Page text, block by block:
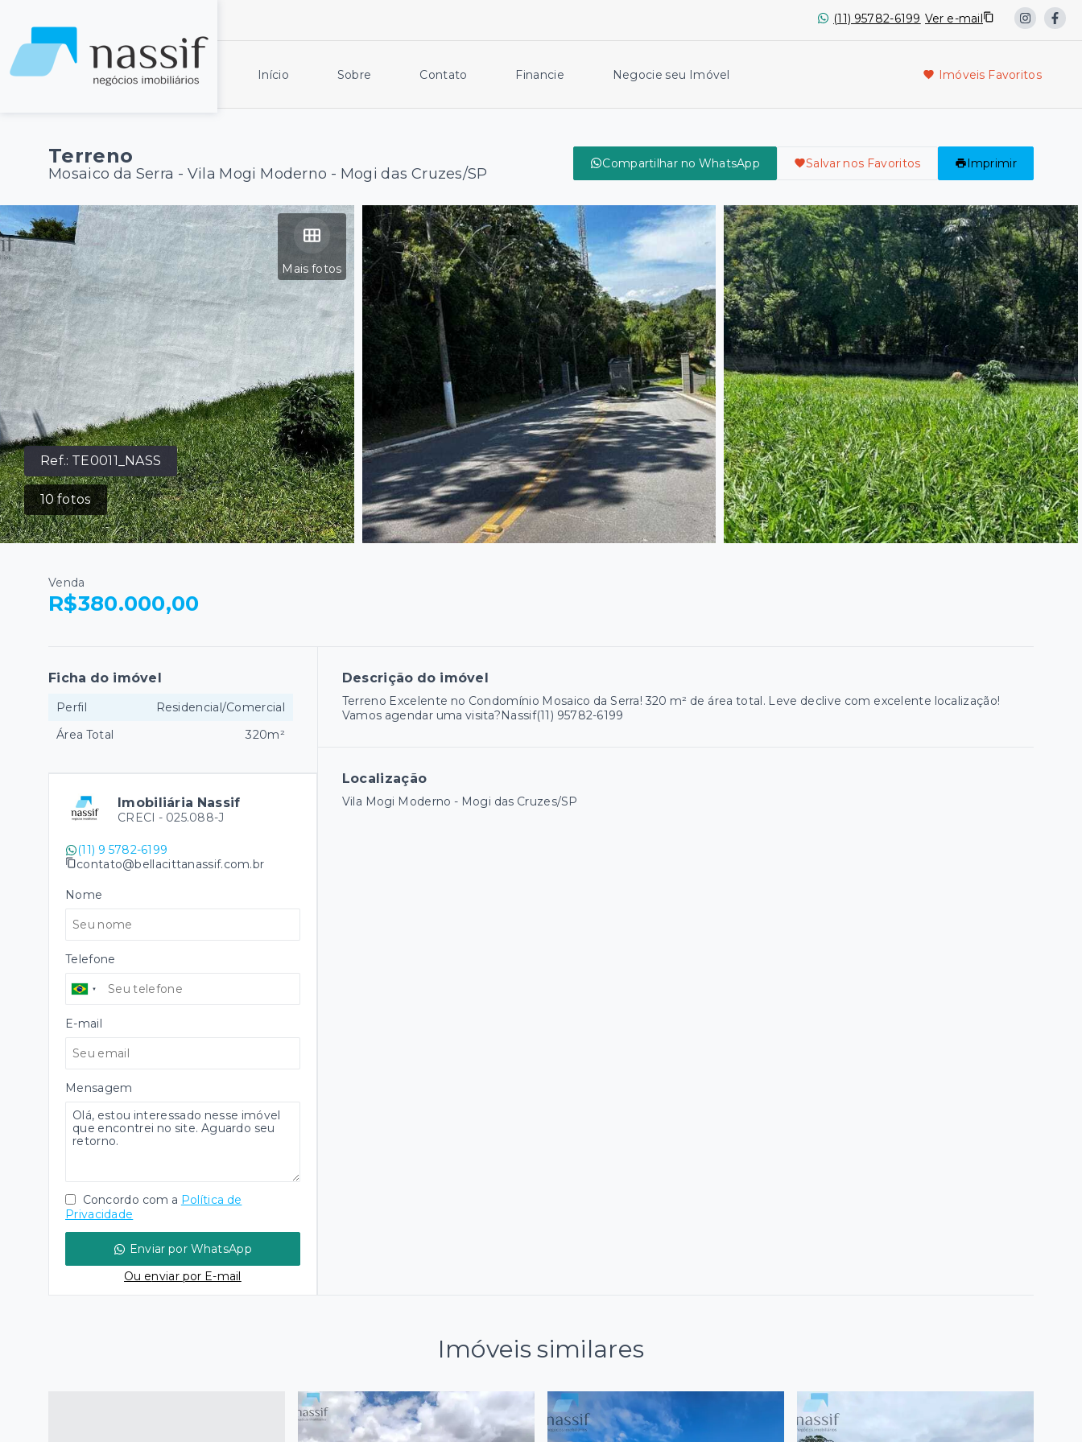
(11) 95782-6199 Ver e-mail
Início Sobre Contato Financie Negocie seu Imóvel Imóveis Favoritos
Terreno
Mosaico da Serra - Vila Mogi Moderno - Mogi das Cruzes/SP
Compartilhar no WhatsApp Salvar nos Favoritos Imprimir
Ref.: TE0011_NASS
10fotos
Mais fotos
Venda
R$380.000,00
Descrição do imóvel
Terreno Excelente no Condomínio Mosaico da Serra! 320 m² de área total. Leve declive com excelente localização!
Vamos agendar uma visita?Nassif(11) 95782-6199
Localização
Vila Mogi Moderno - Mogi das Cruzes/SP
Ficha do imóvel
Perfil
Residencial/Comercial
Área Total
320m²
Imobiliária Nassif
CRECI - 025.088-J
(11) 9 5782-6199
contato@bellacittanassif.com.br
Nome
Telefone
E-mail
Mensagem
Concordo com a Política de
Privacidade
Enviar por WhatsApp
Ou enviar por E-mail
Imóveis similares